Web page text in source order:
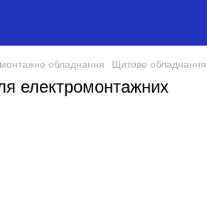
обладнання Щитове обладнання
електромонтажних